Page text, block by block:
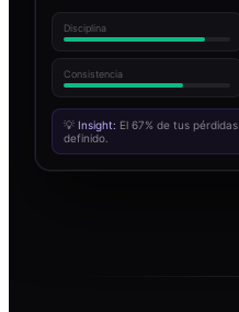
Disciplina
Consistencia
💡 Insight: El 67% de tus
definido.